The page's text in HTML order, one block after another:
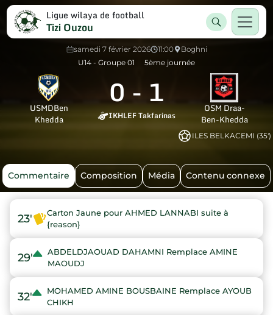
Ligue wilaya de football
Tizi Ouzou
samedi 7 février 2026 11:00
Boghni
U14 - Groupe 01
5ème journée
USMDBen
Khedda
0 - 1
IKHLEF Takfarinas
OSM Draa-
Ben-Khedda
ILES BELKACEMI (35')
Commentaire Composition Média Contenu connexe
23'
Carton Jaune pour AHMED LANNABI suite à
{reason}
29'
ABDELDJAOUAD DAHAMNI Remplace AMINE
MAOUDJ
32'
MOHAMED AMINE BOUSBAINE Remplace AYOUB
CHIKH